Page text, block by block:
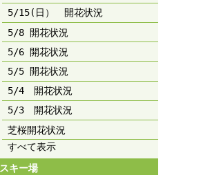
5/15(日） 開花状況
5/8 開花状況
5/6 開花状況
5/5 開花状況
5/4 開花状況
5/3 開花状況
芝桜開花状況
すべて表示
スキー場